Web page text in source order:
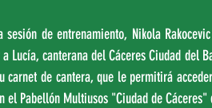
de entrenamiento, Nikola
Lucía, canterana del Cáceres Ciudad del
carnet de cantera, que le permitirá
el Pabellón Multiusos "Ciudad de